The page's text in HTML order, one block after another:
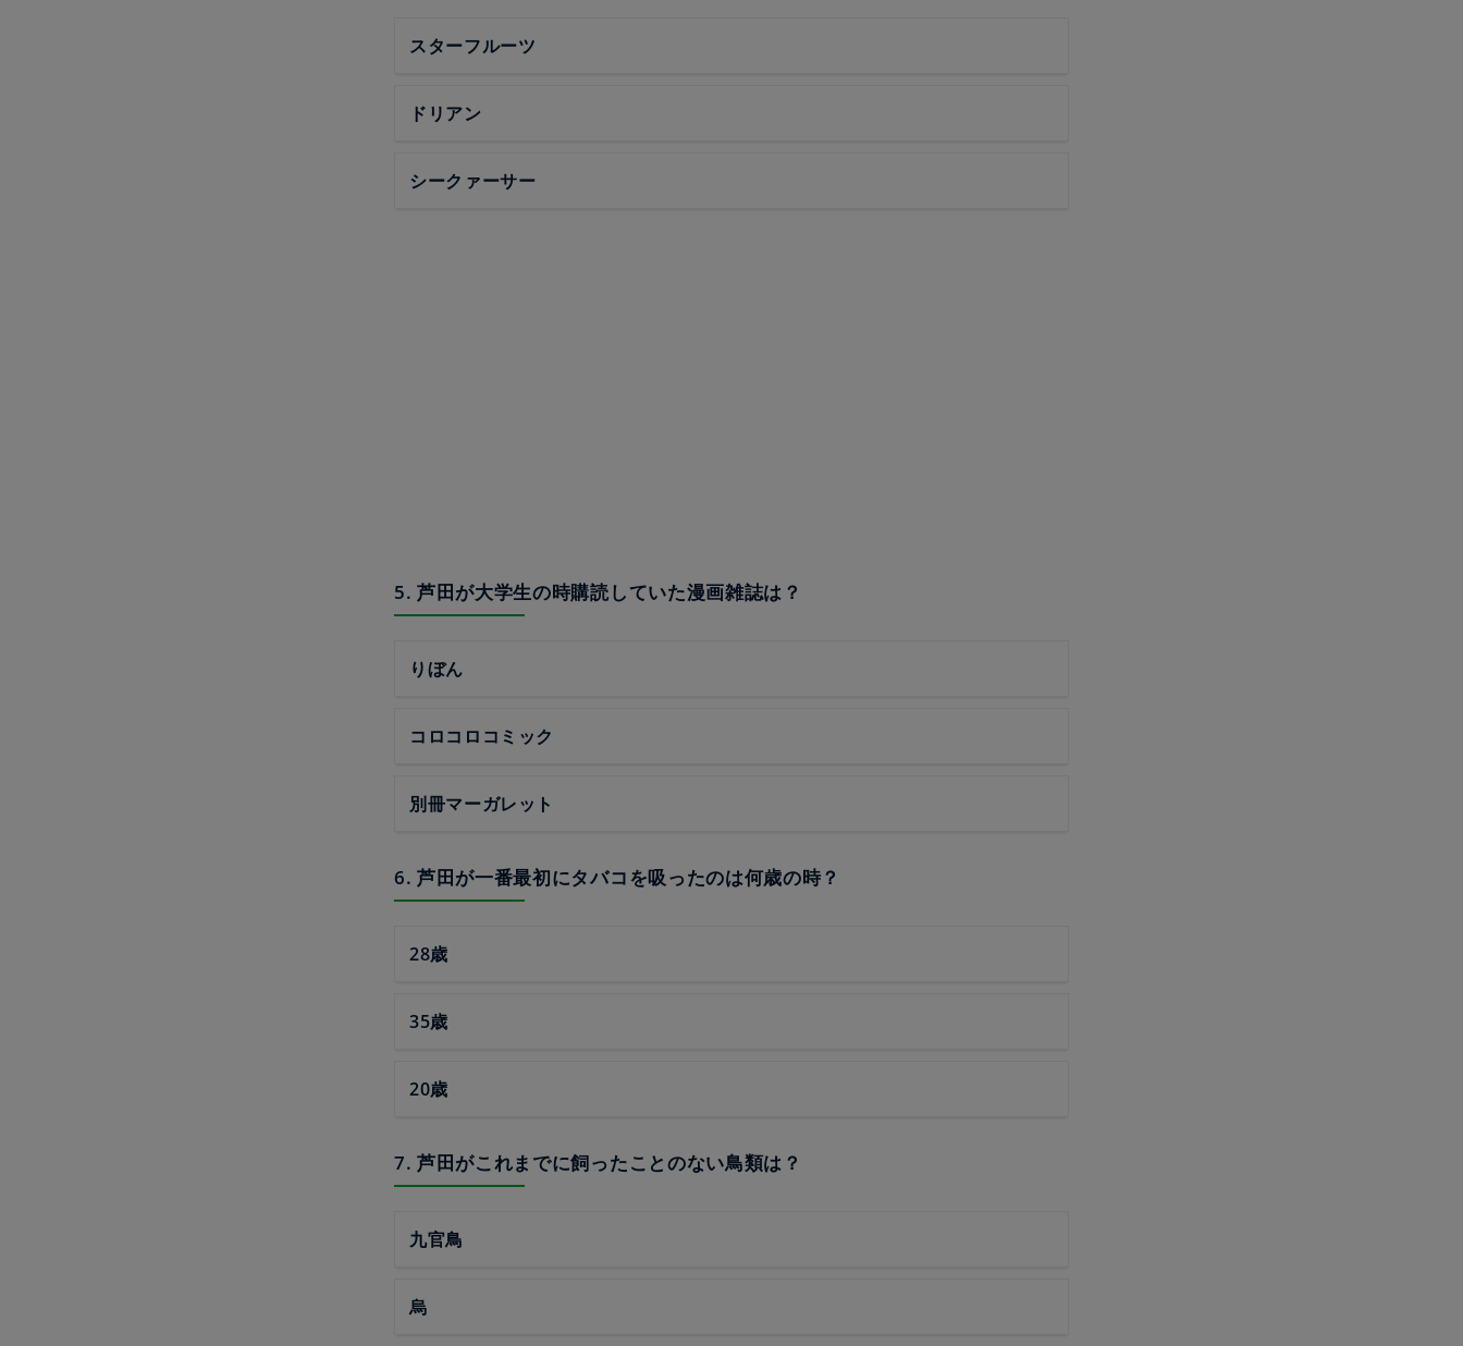
スターフルーツ
ドリアン
シークァーサー
5. 芦田が大学生の時購読していた漫画雑誌は？
りぼん
コロコロコミック
別冊マーガレット
6. 芦田が一番最初にタバコを吸ったのは何歳の時？
28歳
35歳
20歳
7. 芦田がこれまでに飼ったことのない鳥類は？
九官鳥
烏